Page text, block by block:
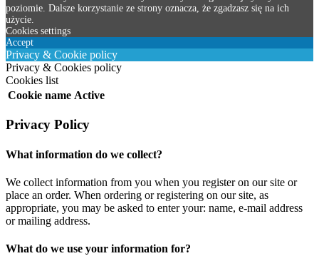
poziomie. Dalsze korzystanie ze strony oznacza, że zgadzasz się na ich
użycie.
Cookies settings
Accept
Privacy & Cookie policy
Privacy & Cookies policy
Cookies list
Cookie name Active
Privacy Policy
What information do we collect?
We collect information from you when you register on our site or
place an order. When ordering or registering on our site, as
appropriate, you may be asked to enter your: name, e-mail address
or mailing address.
What do we use your information for?